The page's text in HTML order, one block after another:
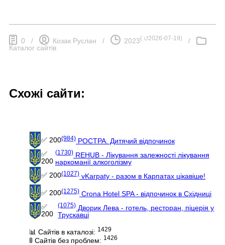
0 / Козак Руслан / 2023( ⮍2026-07-19)
/
Каталог сайтів
Схожі сайти:
✅ 200(984) РОСТРА. Дитячий відпочинок
✅
200
(1730)REHUB - Лікування залежності лікування
наркоманії алкоголізму
✅ 200(1027) vKarpaty - разом в Карпатах цікавіше!
✅ 200(1275) Crona Hotel SPA - відпочинок в Східниці
✅
200
(1075)Дворик Лева - готель, ресторан, піцерія у
Трускавці
📊 Сайтів в каталозі: 1429
🚦 Сайтів без проблем: 1426